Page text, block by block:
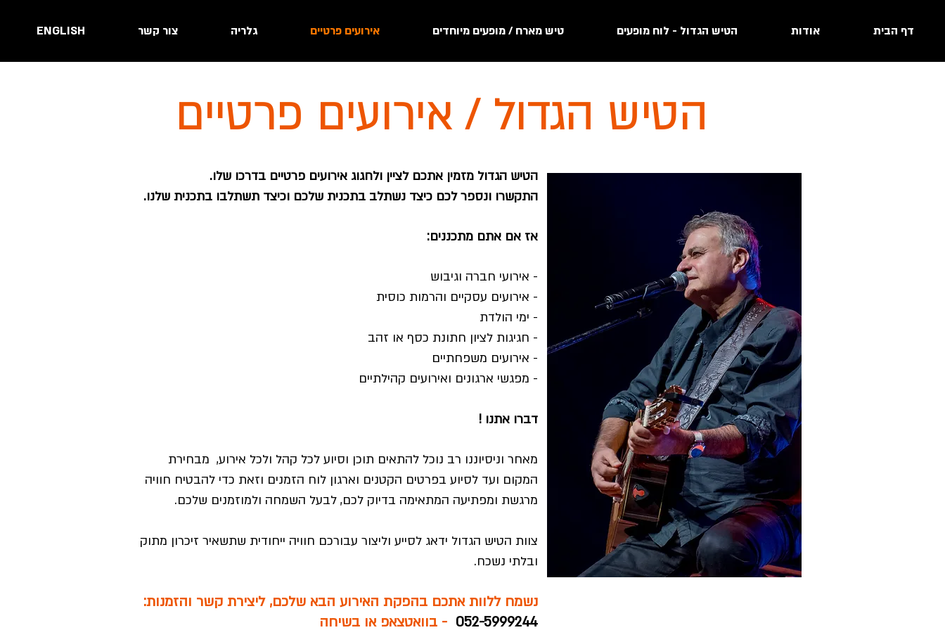
דף הבית אודות הטיש הגדול - לוח מופעים טיש מארח / מופעים מיוחדים אירועים פרטיים גלריה צור קשר ENGLISH
הטיש הגדול / אירועים פרטיים
הטיש הגדול מזמין אתכם לציין ולחגוג אירועים פרטיים בדרכו שלו.
התקשרו ונספר לכם כיצד נשתלב בתכנית שלכם וכיצד תשתלבו בתכנית שלנו.
אז אם אתם מתכננים:
- אירועי חברה וגיבוש
- אירועים עסקיים והרמות כוסית
- ימי הולדת
- חגיגות לציון חתונת כסף או זהב
- אירועים משפחתיים
- מפגשי ארגונים ואירועים קהילתיים
דברו אתנו !
מאחר וניסיוננו רב נוכל להתאים תוכן וסיוע לכל קהל ולכל אירוע, מבחירת
המקום ועד לסיוע בפרטים הקטנים וארגון לוח הזמנים וזאת כדי להבטיח חוויה
מרגשת ומפתיעה המתאימה בדיוק לכם, לבעל השמחה ולמוזמנים שלכם.
צוות הטיש הגדול ידאג לסייע וליצור עבורכם חוויה ייחודית שתשאיר זיכרון מתוק
ובלתי נשכח.
נשמח ללוות אתכם בהפקת האירוע הבא שלכם, ליצירת קשר והזמנות:
052-5999244 - בוואטצאפ או בשיחה